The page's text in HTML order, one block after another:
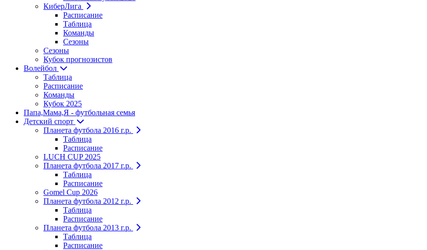
КиберЛига
Расписание
Таблица
Команды
Сезоны
Сезоны
Кубок прогнозистов
Волейбол
Таблица
Расписание
Команды
Кубок 2025
Папа,Мама,Я - футбольная семья
Детский спорт
Планета футбола 2016 г.р.
Таблица
Расписание
LUCH CUP 2025
Планета футбола 2017 г.р.
Таблица
Расписание
Gomel Cup 2026
Планета футбола 2012 г.р.
Таблица
Расписание
Планета футбола 2013 г.р.
Таблица
Расписание